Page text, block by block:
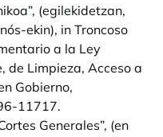
(egilekidetzan,
ekin), in Troncoso
a la Ley
de Limpieza, Acceso a
Gobierno,
11717.
Generales”, (en